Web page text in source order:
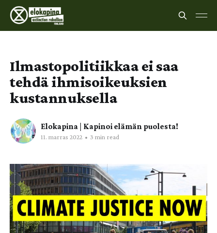
Ilmastopolitiikkaa ei saa
tehdä ihmisoikeuksien
kustannuksella
Elokapina | Kapinoi elämän puolesta!
11. marras 2022 • 3 min read